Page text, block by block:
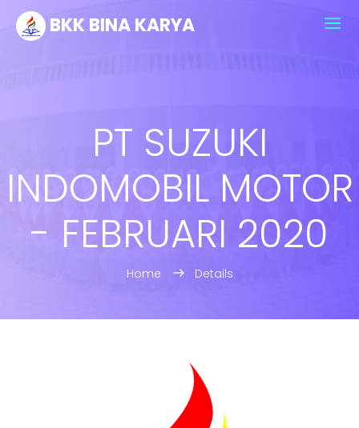
BKK BINA KARYA
PT SUZUKI
INDOMOBIL MOTOR
- FEBRUARI 2020
Home Details